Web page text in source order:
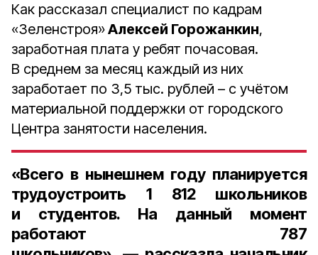
Как рассказал специалист по кадрам
«Зеленстроя»Алексей Горожанкин,
заработная плата у ребят почасовая.
В среднем за месяц каждый из них
заработает по 3,5 тыс. рублей – с учётом
материальной поддержки от городского
Центра занятости населения.
«Всего в нынешнем году планируется
трудоустроить1 812 школьников
и студентов. На данный момент
работают 787